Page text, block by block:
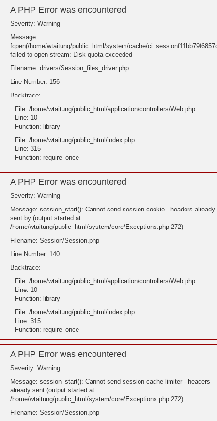
A PHP Error was encountered
Severity: Warning
Message:
fopen(/home/wtaitung/public_html/system/cache/
failed to open stream: Disk quota exceeded
Filename: drivers/Session_files_driver.php
Line Number: 156
Backtrace:
File: /home/wtaitung/public_html/application/controllers/Web.php
Line: 10
Function: library
File: /home/wtaitung/public_html/index.php
Line: 315
Function: require_once
A PHP Error was encountered
Severity: Warning
Message: session_start(): Cannot send session cookie - headers already
sent by (output started at
/home/wtaitung/public_html/system/core/Exceptions.php:272)
Filename: Session/Session.php
Line Number: 140
Backtrace:
File: /home/wtaitung/public_html/application/controllers/Web.php
Line: 10
Function: library
File: /home/wtaitung/public_html/index.php
Line: 315
Function: require_once
A PHP Error was encountered
Severity: Warning
Message: session_start(): Cannot send session cache limiter - headers
already sent (output started at
/home/wtaitung/public_html/system/core/Exceptions.php:272)
Filename: Session/Session.php